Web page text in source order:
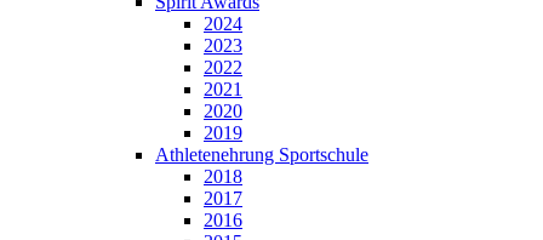
2024
2023
2022
2021
2020
2019
Athletenehrung Sportschule
2018
2017
2016